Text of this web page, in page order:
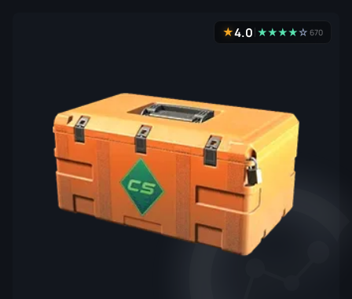
★4.0 ★★★★☆ 670